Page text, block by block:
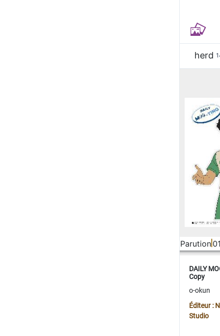
herd
Parution
DAILY
Copy
o-okun
Éditeur :
Studio